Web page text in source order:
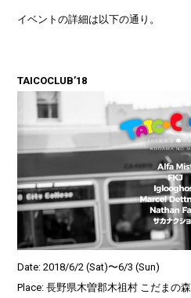
イベントの詳細は以下の通り。
TAICOCLUB’18
Date: 2018/6/2 (Sat)〜6/3 (Sun)
Place: 長野県木曽郡木祖村 こだまの森